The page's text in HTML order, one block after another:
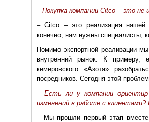
– Покупка компании Сitco – это не
– Сitco – это реализация нашей
конечно, нам нужны специалисты,
Помимо экспортной реализации
внутренний рынок. К примеру,
кемеровского «Азота»
посредников. Сегодня этой
– Есть ли у компании
изменений в работе с
– Мы прошли первый этап